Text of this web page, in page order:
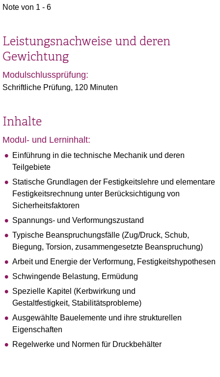
Note von 1 - 6
Leistungsnachweise und deren
Gewichtung
Modulschlussprüfung:
Schriftliche Prüfung, 120 Minuten
Inhalte
Modul- und Lerninhalt:
Einführung in die technische Mechanik und deren
Teilgebiete
Statische Grundlagen der Festigkeitslehre und elementare
Festigkeitsrechnung unter Berücksichtigung von
Sicherheitsfaktoren
Spannungs- und Verformungszustand
Typische Beanspruchungsfälle (Zug/Druck, Schub,
Biegung, Torsion, zusammengesetzte Beanspruchung)
Arbeit und Energie der Verformung, Festigkeitshypothesen
Schwingende Belastung, Ermüdung
Spezielle Kapitel (Kerbwirkung und
Gestaltfestigkeit, Stabilitätsprobleme)
Ausgewählte Bauelemente und ihre strukturellen
Eigenschaften
Regelwerke und Normen für Druckbehälter